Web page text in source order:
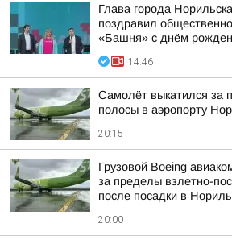
Глава города
поздравил
«Башня» с днём
14:46
Самолёт выкатился за
полосы в аэропорту
20:15
Грузовой Boeing
за пределы взлетно-
после посадки в
20:00